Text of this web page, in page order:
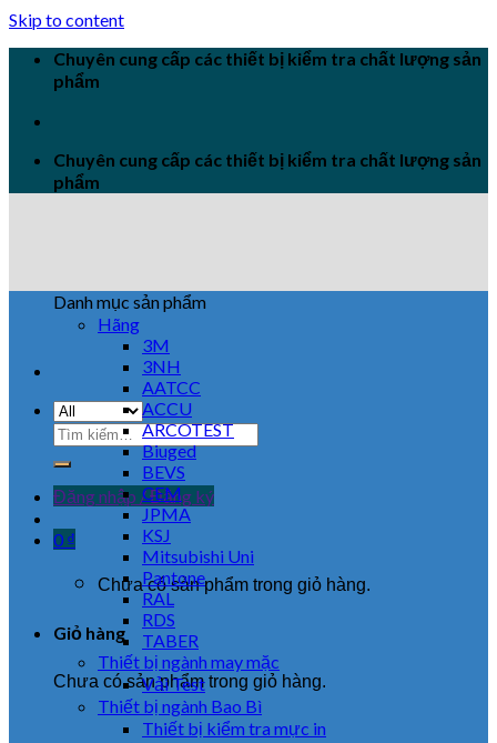
Skip to content
Chuyên cung cấp các thiết bị kiểm tra chất lượng sản
phẩm
Chuyên cung cấp các thiết bị kiểm tra chất lượng sản
phẩm
Đăng nhập / Đăng ký
0 ₫
Chưa có sản phẩm trong giỏ hàng.
Giỏ hàng
Chưa có sản phẩm trong giỏ hàng.
Danh mục sản phẩm
Hãng
3M
3NH
AATCC
ACCU
ARCOTEST
Biuged
BEVS
CEM
JPMA
KSJ
Mitsubishi Uni
Pantone
RAL
RDS
TABER
Thiết bị ngành may mặc
Vải Test
Thiết bị ngành Bao Bì
Thiết bị kiểm tra mực in